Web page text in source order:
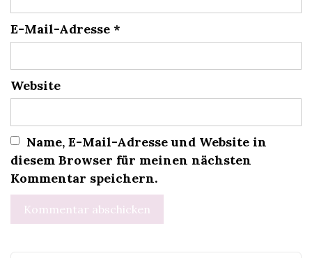
E-Mail-Adresse *
Website
Name, E-Mail-Adresse und Website in
diesem Browser für meinen nächsten
Kommentar speichern.